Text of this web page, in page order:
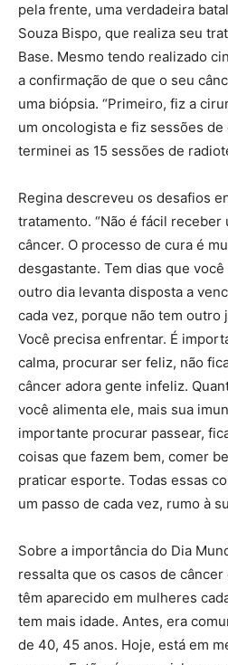
pela frente, uma verdadeira
Souza Bispo, que realiza seu
Base. Mesmo tendo realizado
a confirmação de que o seu
uma biópsia. “Primeiro, fiz a
um oncologista e fiz sessões
terminei as 15 sessões de
Regina descreveu os desafios
tratamento. “Não é fácil receber
câncer. O processo de cura é
desgastante. Tem dias que
outro dia levanta disposta a
cada vez, porque não tem outro
Você precisa enfrentar. É
calma, procurar ser feliz, não
câncer adora gente infeliz.
você alimenta ele, mais sua
importante procurar passear,
coisas que fazem bem, comer
praticar esporte. Todas essas
um passo de cada vez, rumo à
Sobre a importância do Dia
ressalta que os casos de câncer
têm aparecido em mulheres
tem mais idade. Antes, era
de 40, 45 anos. Hoje, está em